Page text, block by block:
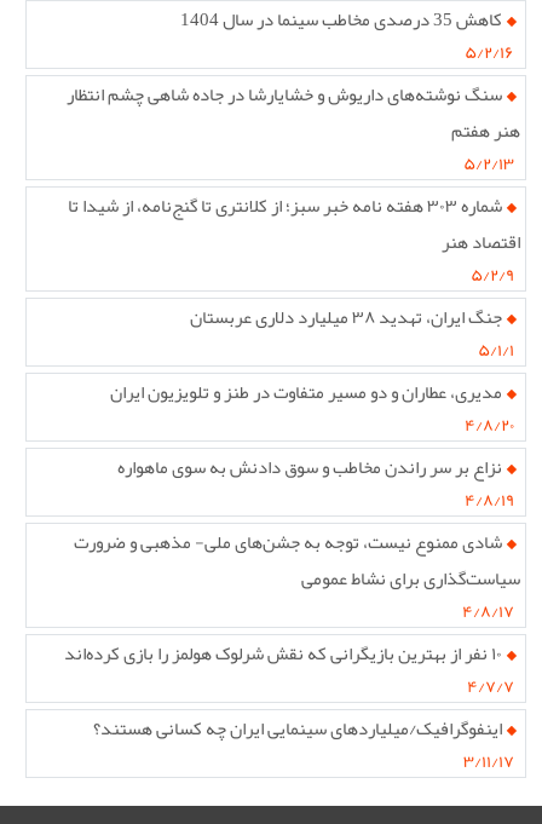
کاهش 35 درصدی مخاطب سینما در سال 1404
۵/۲/۱۶
سنگ‌ نوشته‌های داریوش و خشایارشا در جاده شاهی چشم انتظار
هنر هفتم
۵/۲/۱۳
شماره ۳۰۳ هفته نامه خبر سبز؛ از کلانتری تا گنج‌نامه، از شیدا تا
اقتصاد هنر
۵/۲/۹
جنگ ایران، تهدید ۳۸ میلیارد دلاری عربستان
۵/۱/۱
مدیری، عطاران و دو مسیر متفاوت در طنز و تلویزیون ایران
۴/۸/۲۰
نزاع بر سر راندن مخاطب و سوق دادنش به سوی ماهواره
۴/۸/۱۹
شادی ممنوع نیست، توجه به جشن‌های ملی- مذهبی و ضرورت
سیاست‌گذاری برای نشاط عمومی
۴/۸/۱۷
۱۰ نفر از بهترین بازیگرانی که نقش شرلوک هولمز را بازی کرده‌اند
۴/۷/۷
اینفوگرافیک/میلیاردهای سینمایی ایران چه کسانی هستند؟
۳/۱۱/۱۷